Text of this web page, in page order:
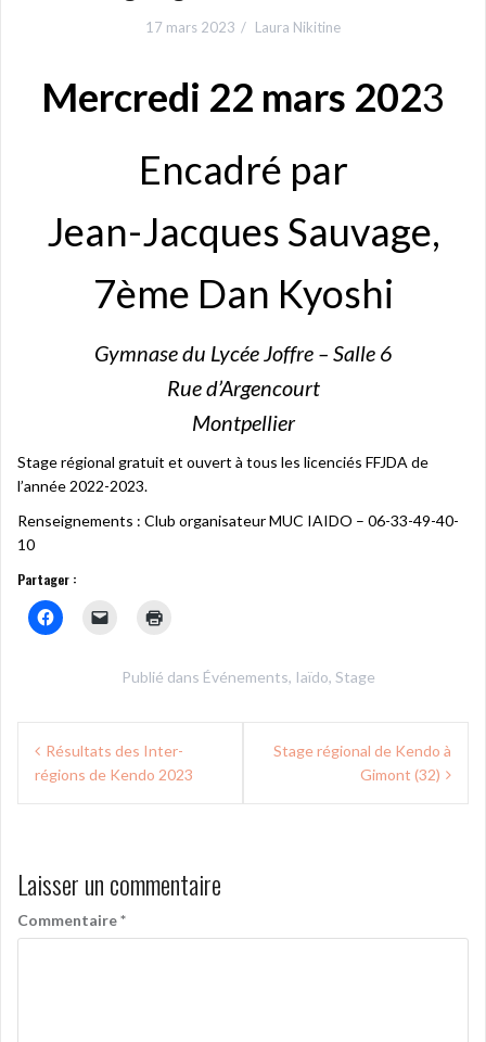
17 mars 2023 Laura Nikitine
Mercredi 22 mars 2023
Encadré par
Jean-Jacques Sauvage,
7ème Dan Kyoshi
Gymnase du Lycée Joffre – Salle 6
Rue d’Argencourt
Montpellier
Stage régional gratuit et ouvert à tous les licenciés FFJDA de
l’année 2022-2023.
Renseignements : Club organisateur MUC IAIDO – 06-33-49-40-
10
Partager :
Publié dans Événements, Iaïdo, Stage
Navigation
de Résultats des Inter-
régions de Kendo 2023
Stage régional de Kendo à
Gimont (32)
Laisser un commentaire
Commentaire*